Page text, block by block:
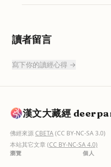
讀者留言
寫下你的讀經心得 →
漢文大藏經
佛經來源CBETA(CC BY-NC-SA 3.0)
本站其它文章(CC BY-NC-SA 4.0)
瀏覽 個人